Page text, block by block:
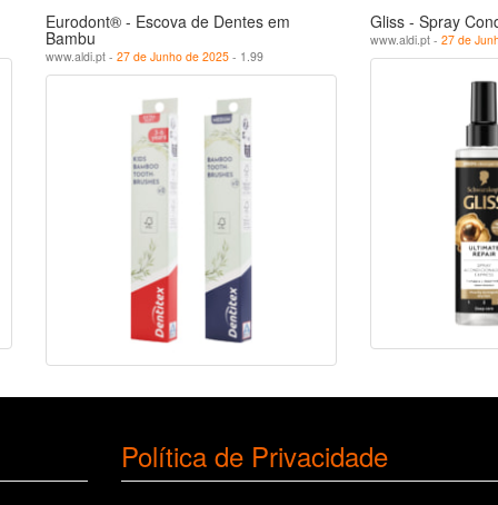
Eurodont® - Escova de Dentes em
Bambu
www.aldi.pt - 27 de Junho de 2025- 1.99
Gliss - Spray
www.aldi.pt - 27 de
Política de Privacidade